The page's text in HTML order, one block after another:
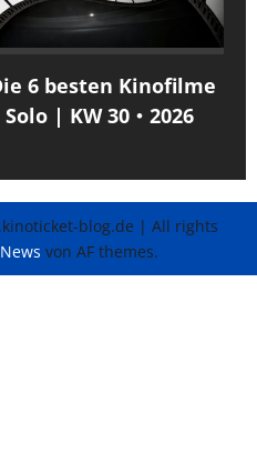
6 besten Kinofilme
| KW 30・2026
blog.de | All rights
von AF themes.